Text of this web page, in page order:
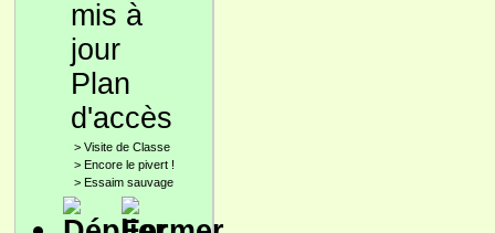
Plan
d'accès
> Visite de Classe
> Encore le pivert !
> Essaim sauvage